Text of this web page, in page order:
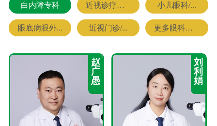
白内障专科 近视诊疗专科 小儿眼科/...
眼底病眼外... 近视门诊/... 更多眼科专家
赵
广
愚
刘
利
娟